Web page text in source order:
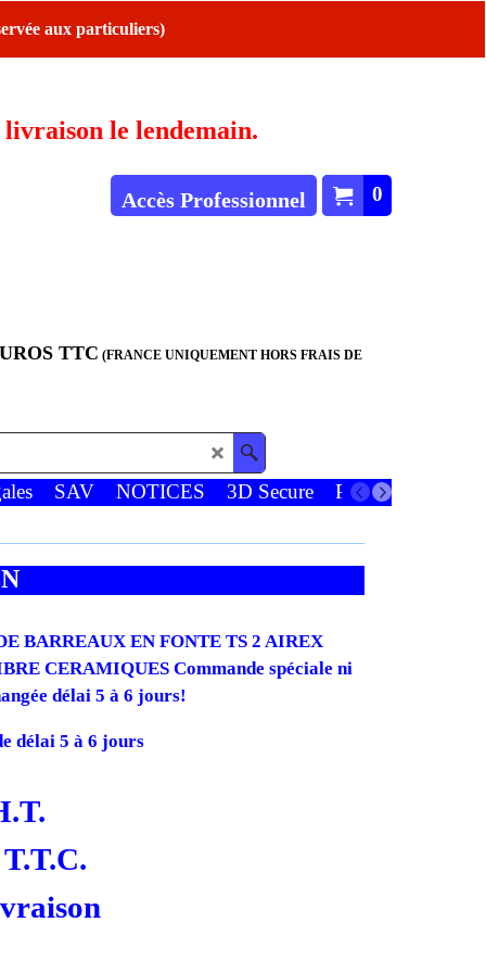
aux particuliers)
livraison le lendemain.
0
Accès Professionnel
TTC (FRANCE UNIQUEMENT HORS FRAIS DE
SAV NOTICES 3D Secure Paiements
BARREAUX EN FONTE TS 2 AIREX
CERAMIQUES Commande spéciale ni
délai 5 à 6 jours!
délai 5 à 6 jours
T.T.C.